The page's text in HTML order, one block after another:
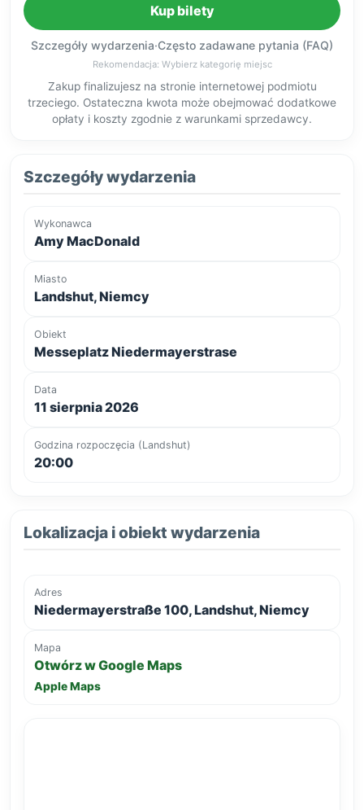
Kup bilety
Szczegóły wydarzenia·Często zadawane pytania (FAQ)
Rekomendacja: Wybierz kategorię miejsc
Zakup finalizujesz na stronie internetowej podmiotu
trzeciego. Ostateczna kwota może obejmować dodatkowe
opłaty i koszty zgodnie z warunkami sprzedawcy.
Szczegóły wydarzenia
Wykonawca
Amy MacDonald
Miasto
Landshut, Niemcy
Obiekt
Messeplatz Niedermayerstrase
Data
11 sierpnia 2026
Godzina rozpoczęcia (Landshut)
20:00
Lokalizacja i obiekt wydarzenia
Adres
Niedermayerstraße 100, Landshut, Niemcy
Mapa
Otwórz w Google Maps
Apple Maps